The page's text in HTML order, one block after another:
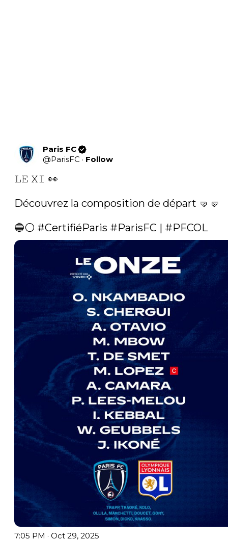
Paris FC
@ParisFC · Follow
𝙻𝙴 𝚇𝙸 👀
Découvrez la composition de départ 🤜🤛
🔵⚪️ #CertifiéParis #ParisFC | #PFCOL
7:05 PM · Oct 29, 2025